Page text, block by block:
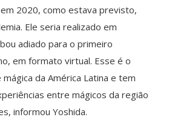
2020, como estava previsto,
Ele seria realizado em
adiado para o primeiro
em formato virtual. Esse é o
da América Latina e tem
entre mágicos da região
informou Yoshida.